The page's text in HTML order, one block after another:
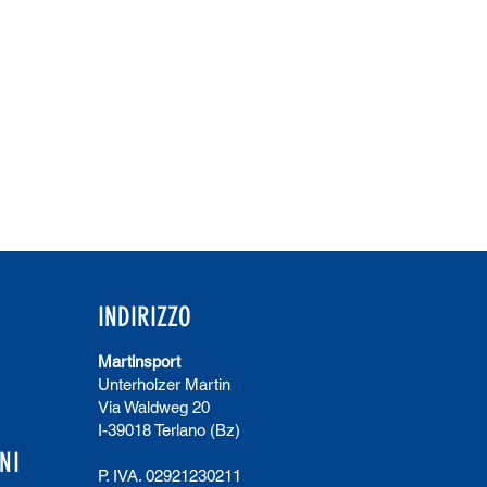
INDIRIZZO
Martinsport
Unterholzer Martin
Via Waldweg 20
I-39018 Terlano (Bz)
P. IVA. 02921230211